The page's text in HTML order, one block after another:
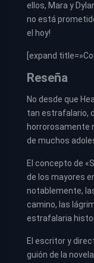
ellos, Mara y
no está
el hoy!
[expand
Reseña
No desde que
tan estrafalario,
horrorosamente
de muchos
El concepto de
de los mayores
notablemente,
camino, las
estrafalaria
El escritor y
guión de la